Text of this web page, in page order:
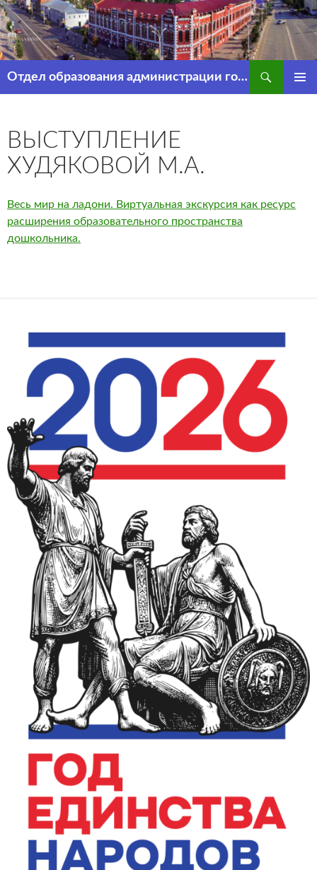
Перейти
к
содержимому
Отдел образования администрации города Рассказово
ВЫСТУПЛЕНИЕ
ХУДЯКОВОЙ М.А.
Весь мир на ладони. Виртуальная экскурсия как ресурс
расширения образовательного пространства
дошкольника.